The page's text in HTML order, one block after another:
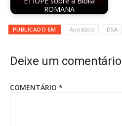
ROMANA
PUBLICADO EM Apostasia DSA
Deixe um comentário
COMENTÁRIO *